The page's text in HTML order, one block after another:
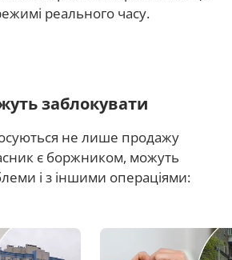
реального часу.
заблокувати
не лише продажу
є боржником, можуть
і з іншими операціями: